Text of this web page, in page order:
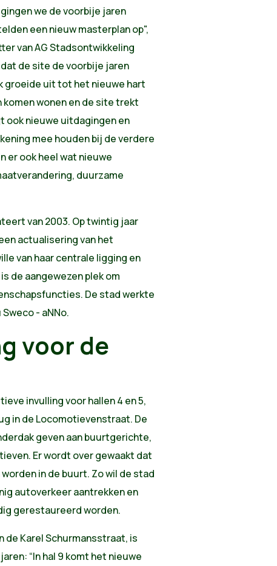
we de voorbije jaren
een nieuw masterplan op",
van AG Stadsontwikkeling
de site de voorbije jaren
groeide uit tot het nieuwe hart
komen wonen en de site trekt
ook nieuwe uitdagingen en
mee houden bij de verdere
er ook heel wat nieuwe
duurzame
van 2003. Op twintig jaar
actualisering van het
van haar centrale ligging en
de aangewezen plek om
De stad werkte
- aNNo.
voor de
invulling voor hallen 4 en 5,
in de Locomotievenstraat. De
geven aan buurtgerichte,
Er wordt over gewaakt dat
in de buurt. Zo wil de stad
autoverkeer aantrekken en
gerestaureerd worden.
de Karel Schurmansstraat, is
“In hal 9 komt het nieuwe